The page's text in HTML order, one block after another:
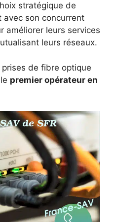
stratégique de
son concurrent
améliorer leurs services
leurs réseaux.
prises de fibre optique
premier opérateur en